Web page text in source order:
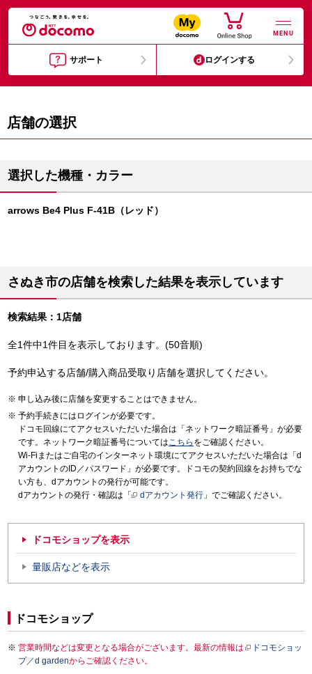
MENU
サポート ログインする
店舗の選択
選択した機種・カラー
arrows Be4 Plus F-41B（レッド）
さぬき市の店舗を検索した結果を表示しています
検索結果：1店舗
全1件中1件目を表示しております。(50音順)
予約申込する店舗/購入商品受取り店舗を選択してください。
申し込み後に店舗を変更することはできません。
予約手続きにはログインが必要です。
ドコモ回線にてアクセスいただいた場合は「ネットワーク暗証番号」が必要
です。ネットワーク暗証番号についてはこちら をご確認ください。
Wi-Fiまたはご自宅のインターネット環境にてアクセスいただいた場合は「d
アカウントのID／パスワード」が必要です。ドコモの契約回線をお持ちでな
い方も、dアカウントの発行が可能です。
dアカウントの発行・確認は「
dアカウント発行 」でご確認ください。
ドコモショップを表示
量販店などを表示
ドコモショップ
営業時間などは変更となる場合がございます。最新の情報は
ドコモショッ
プ／d gardenからご確認ください。